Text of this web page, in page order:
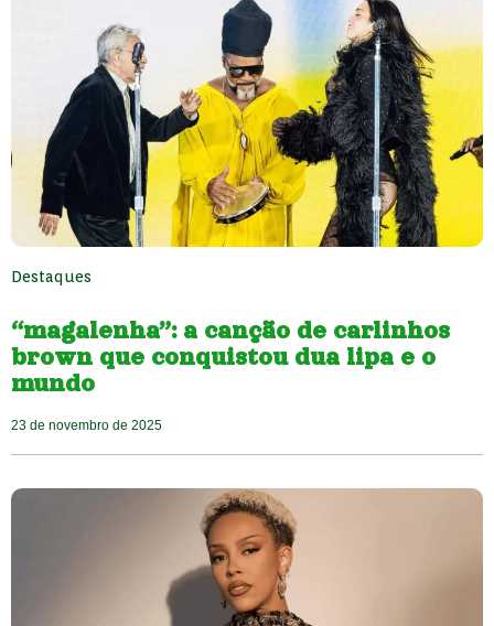
Destaques
“magalenha”: a canção de carlinhos
brown que conquistou dua lipa e o
mundo
23 de novembro de 2025